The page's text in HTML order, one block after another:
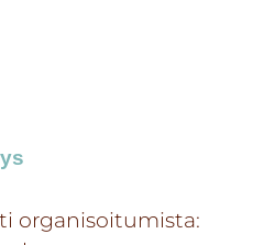
organisoitumista: